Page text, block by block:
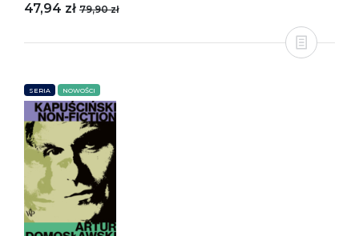
47,94 zł 79,90 zł
SERIA NOWOŚCI